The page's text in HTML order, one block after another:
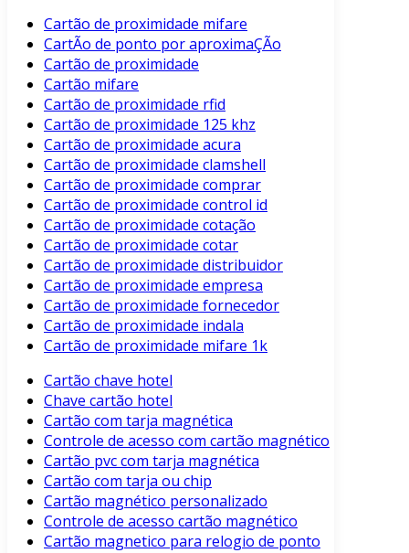
Cartão de proximidade mifare
CartÃo de ponto por aproximaÇÃo
Cartão de proximidade
Cartão mifare
Cartão de proximidade rfid
Cartão de proximidade 125 khz
Cartão de proximidade acura
Cartão de proximidade clamshell
Cartão de proximidade comprar
Cartão de proximidade control id
Cartão de proximidade cotação
Cartão de proximidade cotar
Cartão de proximidade distribuidor
Cartão de proximidade empresa
Cartão de proximidade fornecedor
Cartão de proximidade indala
Cartão de proximidade mifare 1k
Cartão chave hotel
Chave cartão hotel
Cartão com tarja magnética
Controle de acesso com cartão magnético
Cartão pvc com tarja magnética
Cartão com tarja ou chip
Cartão magnético personalizado
Controle de acesso cartão magnético
Cartão magnetico para relogio de ponto